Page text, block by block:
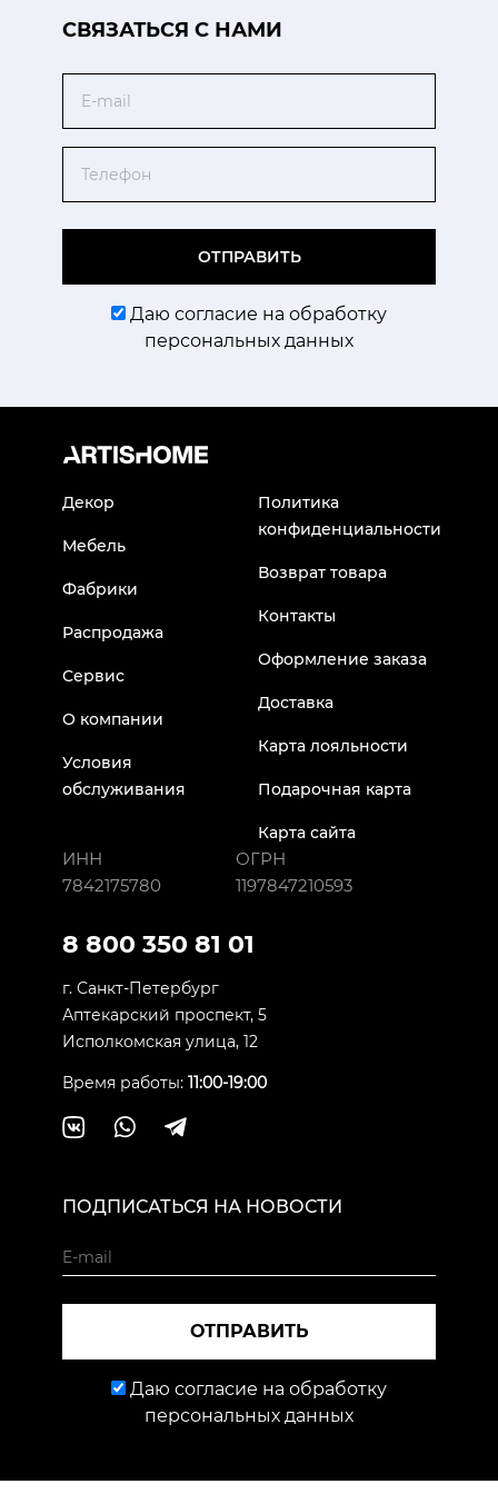
CВЯЗАТЬСЯ С НАМИ
ОТПРАВИТЬ
Даю согласие на обработку
персональных данных
Декор
Мебель
Фабрики
Распродажа
Сервис
О компании
Условия
обслуживания
Политика
конфиденциальности
Возврат товара
Контакты
Оформление заказа
Доставка
Карта лояльности
Подарочная карта
Карта сайта
ИНН
7842175780
ОГРН
1197847210593
8 800 350 81 01
г. Санкт-Петербург
Аптекарский проспект, 5
Исполкомская улица, 12
Время работы: 11:00-19:00
ПОДПИСАТЬСЯ НА НОВОСТИ
ОТПРАВИТЬ
Даю согласие на обработку
персональных данных